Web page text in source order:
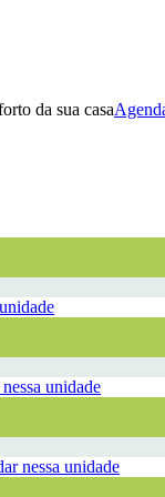
da sua casa
unidade
nessa unidade